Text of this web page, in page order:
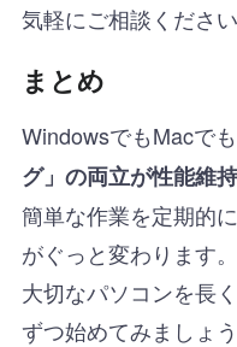
気軽にご相談ください
まとめ
WindowsでもMacでも
グ」の両立が性能維
簡単な作業を定期的
がぐっと変わります。
大切なパソコンを長
ずつ始めてみましょう